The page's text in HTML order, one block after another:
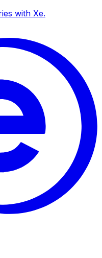
with Xe.